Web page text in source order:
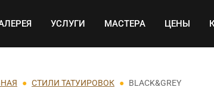
навигация
УСЛУГИ МАСТЕРА ЦЕНЫ
СТИЛИ ТАТУИРОВОК BLACK&GREY